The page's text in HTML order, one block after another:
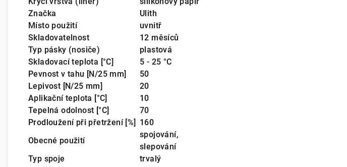
Značka
Ulith
Místo použití
uvnitř
Skladovatelnost
12 měsíců
Typ pásky (nosiče)
plastová
Skladovací teplota [°C]
5 - 25 °C
Pevnost v tahu [N/25 mm]
50
Lepivost [N/25 mm]
20
Aplikační teplota [°C]
10
Tepelná odolnost [°C]
70
Prodloužení při přetržení [%] 160
Obecné použití
spojování,
slepování
Typ spoje
trvalý